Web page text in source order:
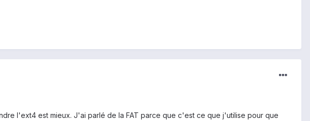
l'ext4 est mieux. J'ai parlé de la FAT parce que c'est ce que j'utilise pour que